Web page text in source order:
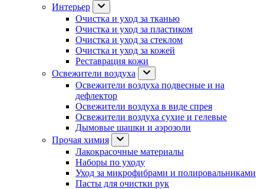
Интерьер
Очистка и уход за тканью
Очистка и уход за пластиком
Очистка и уход за стеклом
Очистка и уход за кожей
Реставрация кожи
Освежители воздуха
Освежители воздуха подвесные и на
дефлектор
Освежители воздуха в виде спрея
Освежители воздуха сухие и гелевые
Дымовые шашки и аэрозоли
Прочая химия
Лакокрасочные материалы
Наборы по уходу
Уход за микрофибрами и полировальниками
Пасты для очистки рук